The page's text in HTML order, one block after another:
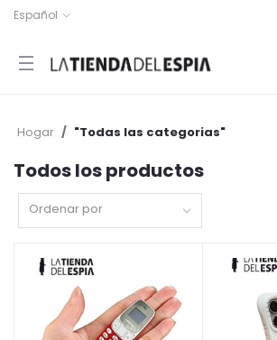
Español
Hogar "Todas las categorias"
Todos los productos
Ordenar por